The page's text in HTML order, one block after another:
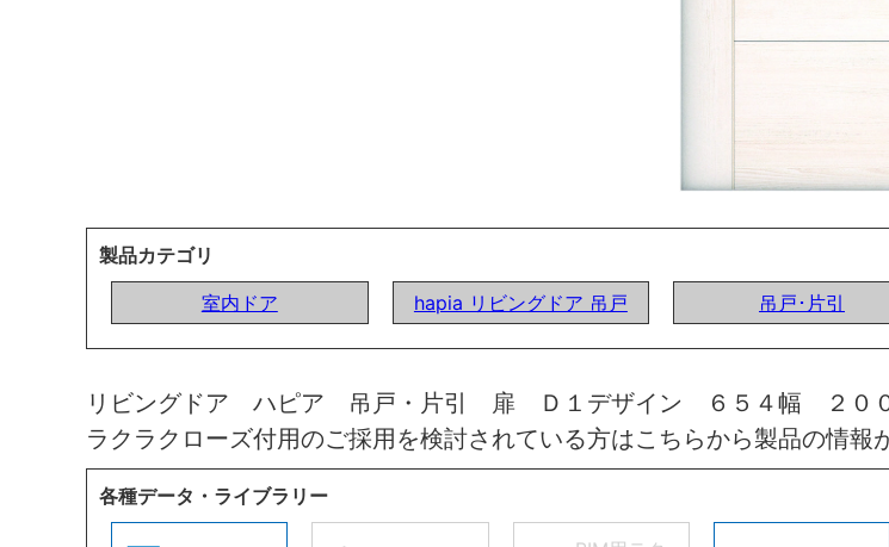
製品カテゴリ
室内ドア
hapia リビングドア 吊戸 吊戸･片引
リビングドア ハピア 吊戸・片引 扉 Ｄ１デザイン ６５４幅 ２
ラクラクローズ付用のご採用を検討されている方はこちらから製品の情報
各種データ・ライブラリー